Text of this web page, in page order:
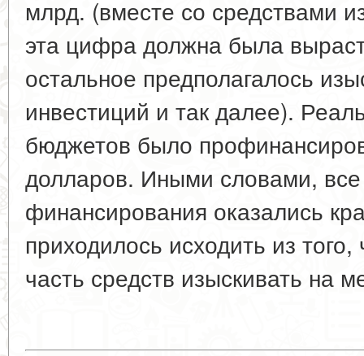
млрд. (вместе со средствами
эта цифра должна была
остальное предполагалось
инвестиций и так далее).
бюджетов было
долларов. Иными словами, все
финансирования оказались
приходилось исходить из
часть средств изыскивать на